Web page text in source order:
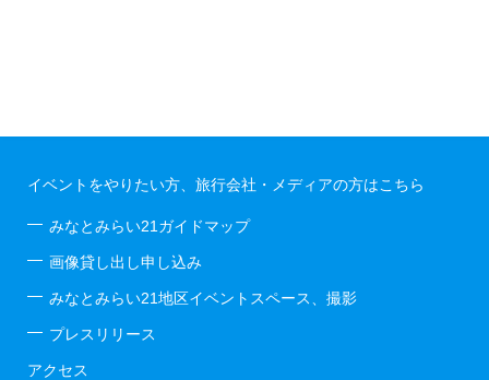
イベントをやりたい方、旅行会社・メディアの方はこちら
みなとみらい21ガイドマップ
画像貸し出し申し込み
みなとみらい21地区イベントスペース、撮影
プレスリリース
アクセス